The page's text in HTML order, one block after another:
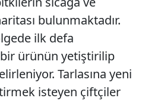
bulunmaktadır.
ilk defa
ürünün yetiştirilip
Tarlasına yeni
isteyen çiftçiler